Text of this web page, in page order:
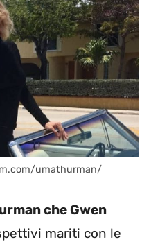
umathurman/
che Gwen
mariti con le